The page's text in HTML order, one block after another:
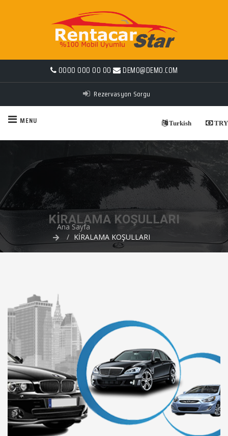
0000 000 00 00 DEMO@DEMO.COM
Rezervasyon Sorgu
TRY
Turkish
MENU
KİRALAMA KOŞULLARI
Ana Sayfa
KİRALAMA KOŞULLARI